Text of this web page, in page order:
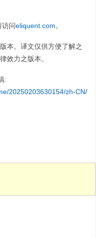
访问eliquent.com。
本。译文仅供方便了解之
效力之版本。
:
20250203630154/zh-CN/